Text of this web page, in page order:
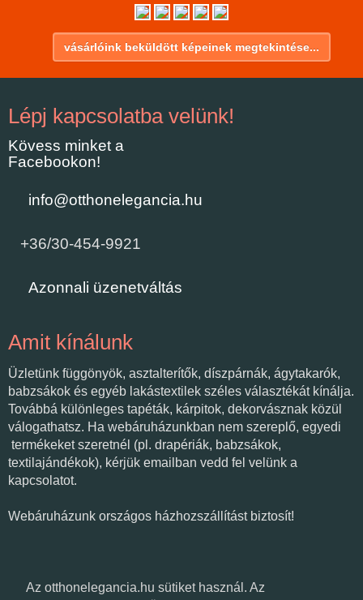
Az otthonelegancia.hu sütiket használ. Az
vásárlóink beküldött képeinek megtekintése...
Lépj kapcsolatba velünk!
Kövess minket a
Facebookon!
info@otthonelegancia.hu
+36/30-454-9921
Azonnali üzenetváltás
Amit kínálunk
Üzletünk függönyök, asztalterítők, díszpárnák, ágytakarók,
babzsákok és egyéb lakástextilek széles választékát kínálja.
Továbbá különleges tapéták, kárpitok, dekorvásznak közül
válogathatsz. Ha webáruházunkban nem szereplő, egyedi
termékeket szeretnél (pl. drapériák, babzsákok,
textilajándékok), kérjük emailban vedd fel velünk a
kapcsolatot.
Webáruházunk országos házhozszállítást biztosít!